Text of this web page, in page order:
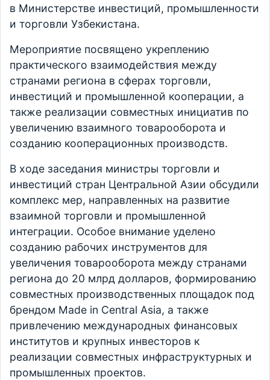
в Министерстве инвестиций, промышленности
и торговли Узбекистана.
Мероприятие посвящено укреплению
практического взаимодействия между
странами региона в сферах торговли,
инвестиций и промышленной кооперации, а
также реализации совместных инициатив по
увеличению взаимного товарооборота и
созданию кооперационных производств.
В ходе заседания министры торговли и
инвестиций стран Центральной Азии обсудили
комплекс мер, направленных на развитие
взаимной торговли и промышленной
интеграции. Особое внимание уделено
созданию рабочих инструментов для
увеличения товарооборота между странами
региона до 20 млрд долларов, формированию
совместных производственных площадок под
брендом Made in Central Asia, а также
привлечению международных финансовых
институтов и крупных инвесторов к
реализации совместных инфраструктурных и
промышленных проектов.